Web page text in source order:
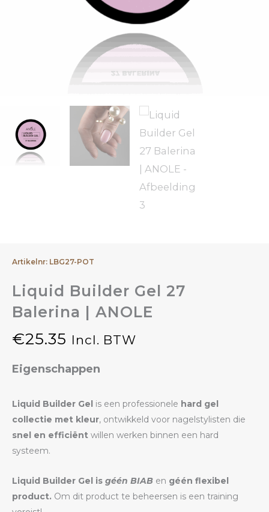
Artikelnr: LBG27-POT
Liquid Builder Gel 27
Balerina | ANOLE
€25.35 Incl. BTW
Eigenschappen
Liquid Builder Gel is een professionele hard gel
collectie met kleur, ontwikkeld voor nagelstylisten die
snel en efficiënt willen werken binnen een hard
systeem.
Liquid Builder Gel is géén BIAB en géén flexibel
product. Om dit product te beheersen is een training